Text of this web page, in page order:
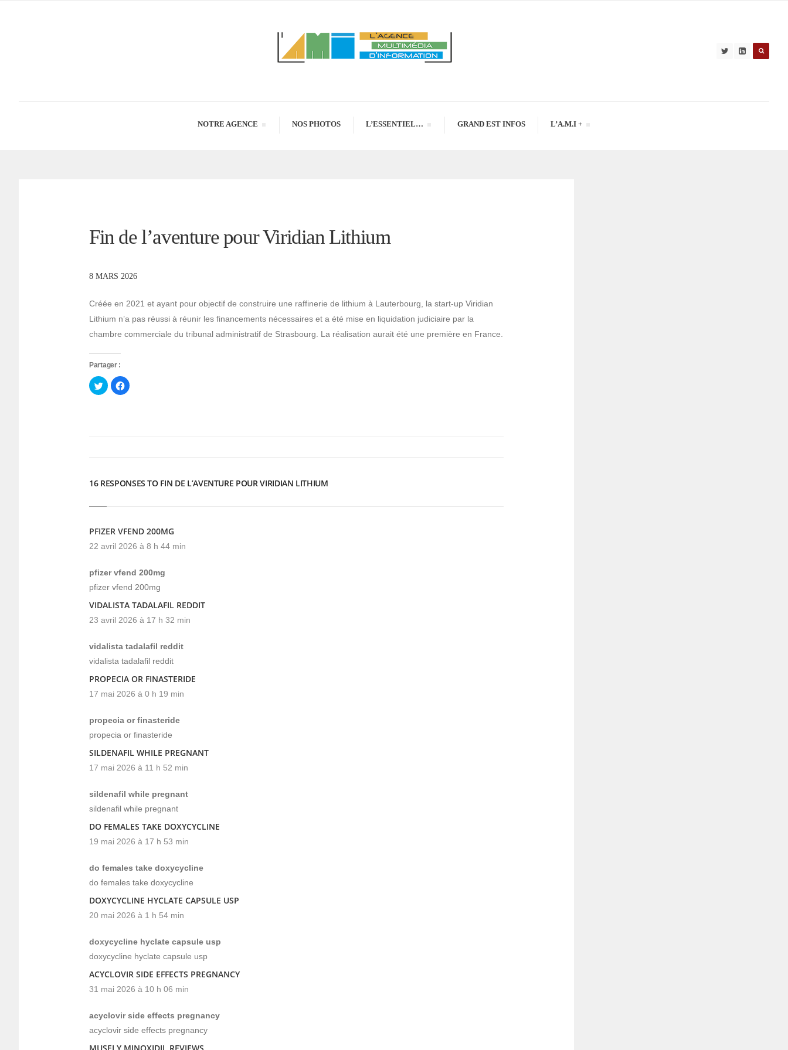
NOTRE AGENCE NOS PHOTOS L’ESSENTIEL… GRAND EST INFOS L’A.M.I +
Fin de l’aventure pour Viridian Lithium
8 MARS 2026
Créée en 2021 et ayant pour objectif de construire une raffinerie de lithium à Lauterbourg, la start-up Viridian
Lithium n’a pas réussi à réunir les financements nécessaires et a été mise en liquidation judiciaire par la
chambre commerciale du tribunal administratif de Strasbourg. La réalisation aurait été une première en France.
Partager :
Cliquez
pour
partager
Cliquez
pour
16 RESPONSES TO FIN DE L’AVENTURE POUR VIRIDIAN LITHIUM
PFIZER VFEND 200MG
22 avril 2026 à 8 h 44 min
pfizer vfend 200mg
pfizer vfend 200mg
VIDALISTA TADALAFIL REDDIT
23 avril 2026 à 17 h 32 min
vidalista tadalafil reddit
vidalista tadalafil reddit
PROPECIA OR FINASTERIDE
17 mai 2026 à 0 h 19 min
propecia or finasteride
propecia or finasteride
SILDENAFIL WHILE PREGNANT
17 mai 2026 à 11 h 52 min
sildenafil while pregnant
sildenafil while pregnant
DO FEMALES TAKE DOXYCYCLINE
19 mai 2026 à 17 h 53 min
do females take doxycycline
do females take doxycycline
DOXYCYCLINE HYCLATE CAPSULE USP
20 mai 2026 à 1 h 54 min
doxycycline hyclate capsule usp
doxycycline hyclate capsule usp
ACYCLOVIR SIDE EFFECTS PREGNANCY
31 mai 2026 à 10 h 06 min
acyclovir side effects pregnancy
acyclovir side effects pregnancy